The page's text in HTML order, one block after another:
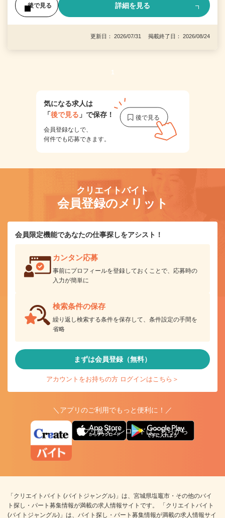
後で見る 詳細を見る
更新日： 2026/07/31 掲載終了日： 2026/08/24
1
気になる求人は
「後で見る 」で保存！
会員登録なしで、
何件でも応募できます。
クリエイトバイト
会員登録のメリット
会員限定機能であなたの仕事探しをアシスト！
カンタン応募
事前にプロフィールを登録しておくことで、応募時の
入力が簡単に
検索条件の保存
繰り返し検索する条件を保存して、条件設定の手間を
省略
まずは会員登録（無料）
アカウントをお持ちの方 ログインはこちら＞
＼アプリのご利用でもっと便利に！／
アプリ版ダウンロードはこちらから
「クリエイトバイト (バイトジャングル)」は、宮城県塩竈市・その他のバイ
ト探し・パート募集情報が満載の求人情報サイトです。 「クリエイトバイト
(バイトジャングル)」は、バイト探し・パート募集情報が満載の求人情報サイ